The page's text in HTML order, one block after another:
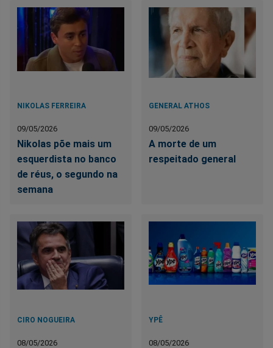
NIKOLAS FERREIRA
09/05/2026
Nikolas põe mais um
esquerdista no banco
de réus, o segundo na
semana
GENERAL ATHOS
09/05/2026
A morte de um
respeitado general
CIRO NOGUEIRA
08/05/2026
YPÊ
08/05/2026